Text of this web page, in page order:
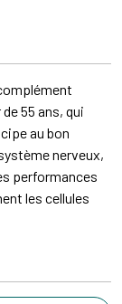
55 ans, qui
au bon
nerveux,
performances
les cellules